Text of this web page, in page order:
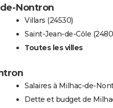
Nontron
Villars (24530)
Saint-Jean-de-Côle
Toutes les villes
Salaires à Milhac-de-
Dette et budget de